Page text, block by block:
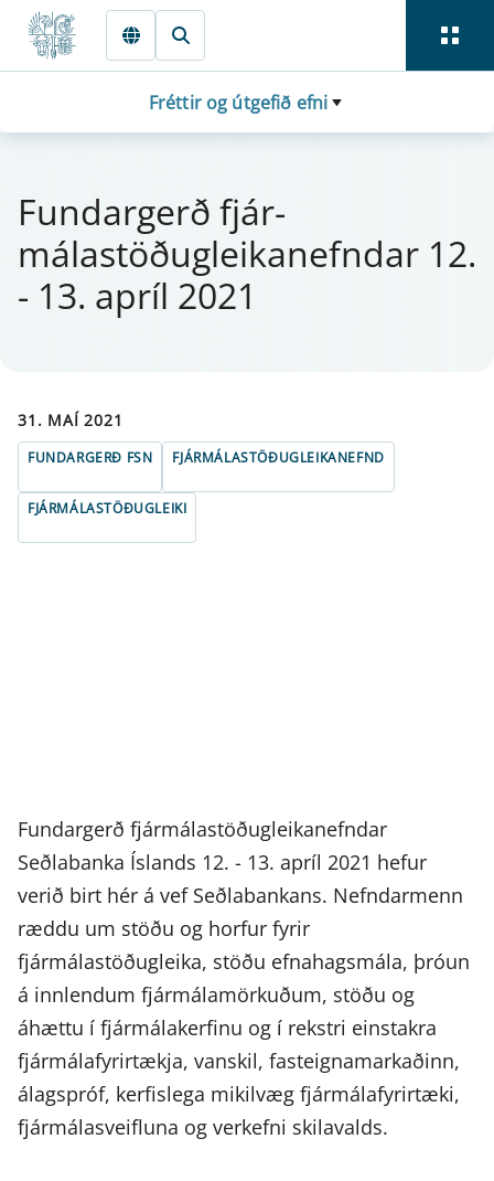
Fara beint í Meginmál
Fréttir og útgefið efni
Fund­ar­gerð fjá­r­
málastöðug­leika­nefnd­ar 12.
- 13. apríl 2021
31. MAÍ 2021
FUNDARGERÐ FSN FJÁRMÁLASTÖÐUGLEIKANEFND
FJÁRMÁLASTÖÐUGLEIKI
Fundargerð fjármálastöðugleikanefndar
Seðlabanka Íslands 12. - 13. apríl 2021 hefur
verið birt hér á vef Seðlabankans. Nefndarmenn
ræddu um stöðu og horfur fyrir
fjármálastöðugleika, stöðu efnahagsmála, þróun
á innlendum fjármálamörkuðum, stöðu og
áhættu í fjármálakerfinu og í rekstri einstakra
fjármálafyrirtækja, vanskil, fasteignamarkaðinn,
álagspróf, kerfislega mikilvæg fjármálafyrirtæki,
fjármálasveifluna og verkefni skilavalds.